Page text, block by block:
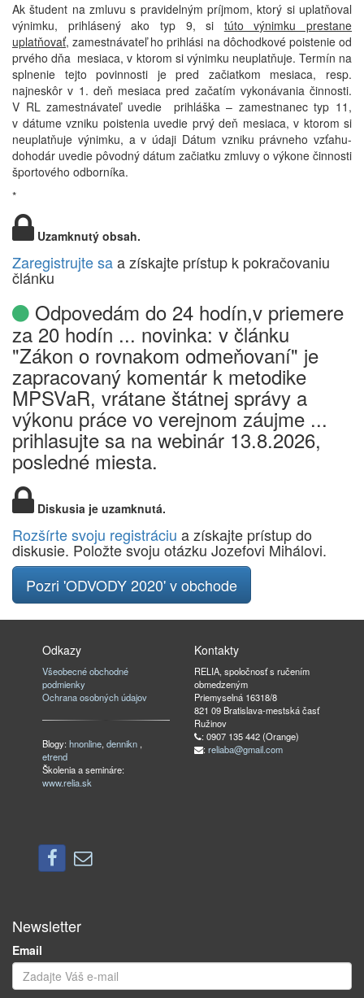
Ak študent na zmluvu s pravidelným príjmom, ktorý si uplatňoval
výnimku, prihlásený ako typ 9, si túto výnimku prestane
uplatňovať, zamestnávateľ ho prihlási na dôchodkové poistenie od
prvého dňa mesiaca, v ktorom si výnimku neuplatňuje. Termín na
splnenie tejto povinnosti je pred začiatkom mesiaca, resp.
najneskôr v 1. deň mesiaca pred začatím vykonávania činnosti.
V RL zamestnávateľ uvedie prihláška – zamestnanec typ 11,
v dátume vzniku poistenia uvedie prvý deň mesiaca, v ktorom si
neuplatňuje výnimku, a v údaji Dátum vzniku právneho vzťahu-
dohodár uvedie pôvodný dátum začiatku zmluvy o výkone činnosti
športového odborníka.
*
Uzamknutý obsah.
Zaregistrujte saa získajte prístup k pokračovaniu
článku
Odpovedám do 24 hodín,v priemere
za 20 hodín ... novinka: v článku
"Zákon o rovnakom odmeňovaní" je
zapracovaný komentár k metodike
MPSVaR, vrátane štátnej správy a
výkonu práce vo verejnom záujme ...
prihlasujte sa na webinár 13.8.2026,
posledné miesta.
Diskusia je uzamknutá.
Rozšírte svoju registráciu a získajte prístup do
diskusie. Položte svoju otázku Jozefovi Mihálovi.
Pozri 'ODVODY 2020' v obchode
Odkazy
Všeobecné obchodné
podmienky
Ochrana osobných údajov
Blogy:hnonline,dennikn ,
etrend
Školenia a semináre:
www.relia.sk
Kontakty
RELIA, spoločnosť s ručením
obmedzeným
Priemyselná 16318/8
821 09 Bratislava-mestská časť
Ružinov
: 0907 135 442 (Orange)
: reliaba@gmail.com
Newsletter
Email